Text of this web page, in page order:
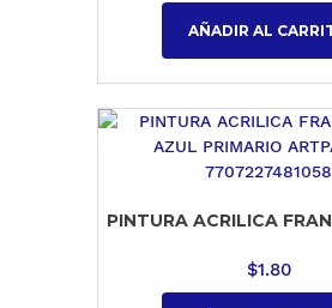
AÑADIR AL
PINTURA ACRILICA
$1.80